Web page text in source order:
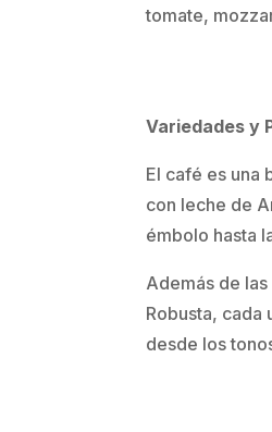
tomate,
Variedades y
El café es una
con leche de
émbolo hasta
Además de
Robusta, cada
desde los